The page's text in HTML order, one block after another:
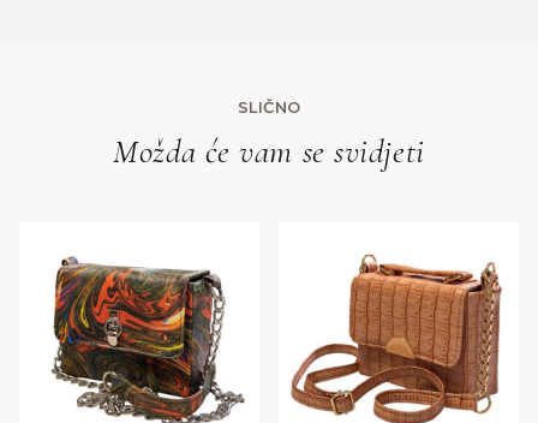
SLIČNO
Možda će vam se svidjeti